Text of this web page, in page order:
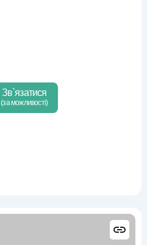
Зв`язатися
(за можливості)